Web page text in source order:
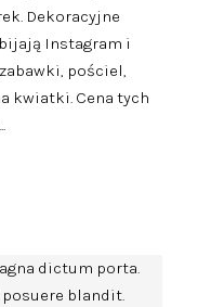
Dekoracyjne
Instagram i
pościel,
kwiatki. Cena tych
dictum porta.
blandit.